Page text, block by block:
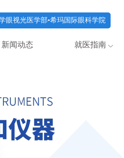
眼视光医学部•希玛国际眼科学院
新闻动态 就医指南